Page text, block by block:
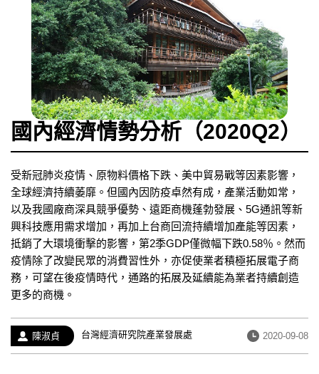
國內經濟情勢分析（2020Q2）
受新冠肺炎疫情、原物料價格下跌、美中貿易戰等因素影響，
全球經濟持續萎靡。但國內因防疫卓然有成，產業活動如常，
以及我國廠商深具競爭優勢、遠距商機蓬勃發展、5G通訊等新
興科技應用需求增加，再加上台商回流持續增加產能等因素，
抵銷了大環境衝擊的影響，第2季GDP僅微幅下跌0.58％。然而
疫情除了改變民眾的消費習性外，亦促使業者積極拓展電子商
務，可望在後疫情時代，通路的拓展及延續能為業者持續創造
更多的商機。
作
者：
陳淑貞
經
歷：
台灣經濟研究院產業發展處
發
布
2020-09-08